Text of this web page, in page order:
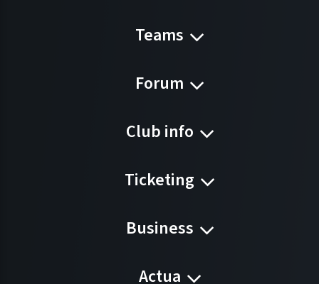
Teams
Forum
Club info
Ticketing
Business
Actua